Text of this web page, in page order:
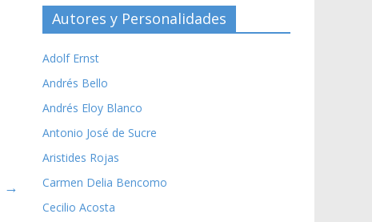
→
Autores y Personalidades
Adolf Ernst
Andrés Bello
Andrés Eloy Blanco
Antonio José de Sucre
Aristides Rojas
Carmen Delia Bencomo
Cecilio Acosta